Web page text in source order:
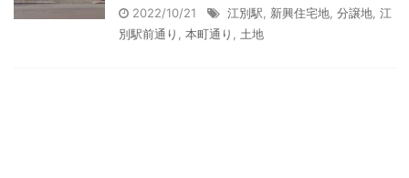
2022/10/21 江別駅, 新興住宅地, 分譲地, 江
別駅前通り , 本町通り , 土地